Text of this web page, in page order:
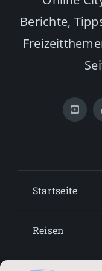
Berichte,
Startseite
Reisen